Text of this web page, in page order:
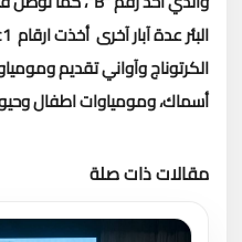
الكرتوناج وآواني تقديم
أسماك، ومومياوات اطفال
مقالات ذات صلة